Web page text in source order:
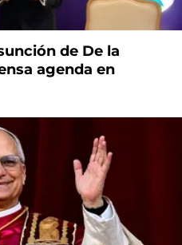
de De la
agenda en